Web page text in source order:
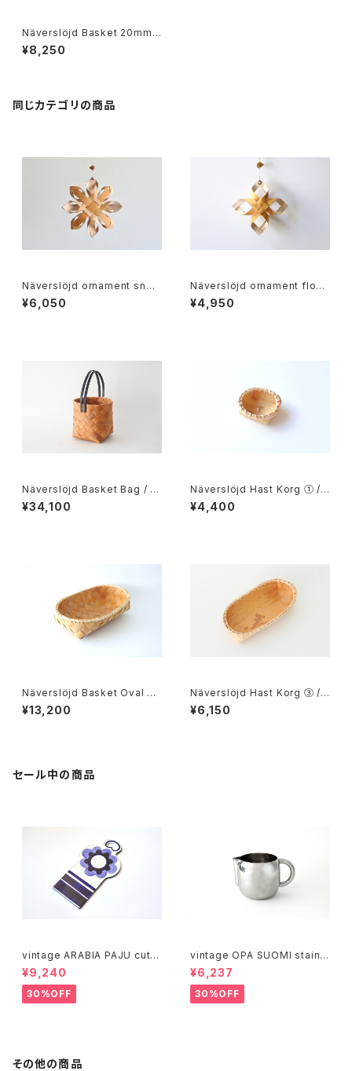
Näverslöjd Basket 20mm L
/ 迫田 希久 白樺の樹皮のバス
ケット 20mm L
¥8,250
同じカテゴリの商品
Näverslöjd ornament snow
flake / 迫田希久 白樺のオーナ
メント 雪の結晶
¥6,050
Näverslöjd ornament flow
er / 迫田希久 白樺のオーナメ
ント 花
¥4,950
Näverslöjd Basket Bag / 迫
田希久 白樺の樹皮のバスケット
L
¥34,100
Näverslöjd Hast Korg ① /
迫田 希久 白樺の樹皮のバスケ
ット ①
¥4,400
Näverslöjd Basket Oval 20
mm M / 迫田 希久 白樺の樹皮
のバスケット オーバル 20mm
¥13,200
Näverslöjd Hast Korg ③ /
迫田 希久 白樺の樹皮のバスケ
ット ③
¥6,150
セール中の商品
vintage ARABIA PAJU cutti
ng boad / ヴィンテージ アラビ
ア パユ カッティングボード
¥9,240
30%OFF
vintage OPA SUOMI stainle
ss milk pitcher M / ヴィンテ
ージ オーパ スオミ ステンレス
ミルクピッチャー M
¥6,237
30%OFF
その他の商品